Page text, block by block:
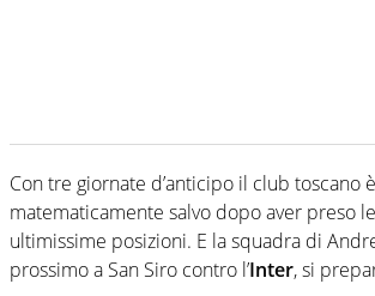
Con tre giornate d’anticipo il club toscano è
matematicamente salvo dopo aver preso
ultimissime posizioni. E la squadra di
prossimo a San Siro contro l’Inter, si